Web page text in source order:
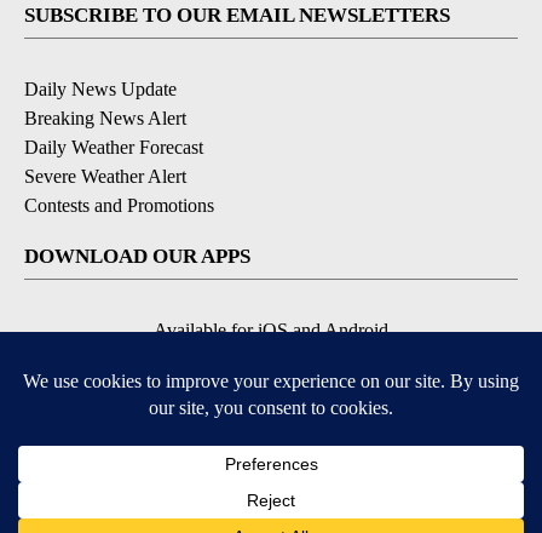
SUBSCRIBE TO OUR EMAIL NEWSLETTERS
Daily News Update
Breaking News Alert
Daily Weather Forecast
Severe Weather Alert
Contests and Promotions
DOWNLOAD OUR APPS
Available for iOS and Android
© 2026, NPG of Idaho, Inc. Idaho Falls, ID USA